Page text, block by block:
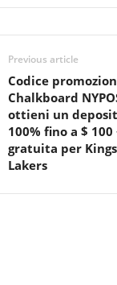
Previous article
Codice
Chalkboard
ottieni un
100% fino a $ 100
gratuita per
Lakers